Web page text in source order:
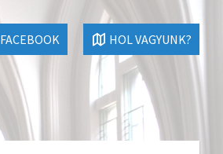
FACEBOOK HOL VAGYUNK?